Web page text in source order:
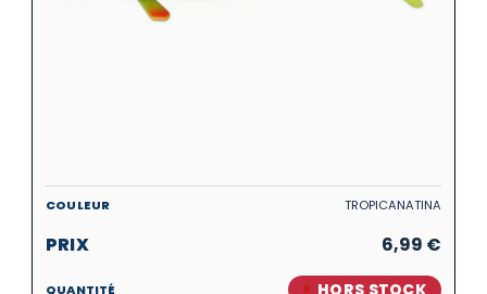
TROPICANATINA
6,99 €
HORS STOCK